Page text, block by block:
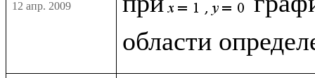
12 апр. 2009